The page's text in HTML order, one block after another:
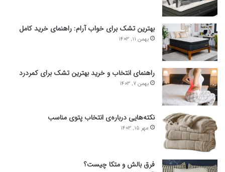
بهترین تشک برای خواب آرام: راهنمای خرید کامل
بهمن 11, 1403
راهنمای انتخاب و خرید بهترین تشک برای کمردرد
بهمن 7, 1403
نکته‌هایی درباره‌ی انتخاب پتوی مناسب
مهر 15, 1403
فرق بالش و متکا چیست؟